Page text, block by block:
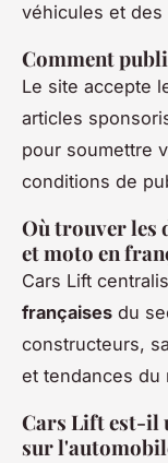
véhicules et
Comment
Le site accepte
articles
pour soumettre
conditions de
Où trouver les
et moto en
Cars Lift
françaises du
constructeurs,
et tendances du
Cars Lift est-il
sur